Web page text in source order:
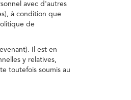
avec d'autres
à condition que
de
Il est en
y relatives,
toutefois soumis au